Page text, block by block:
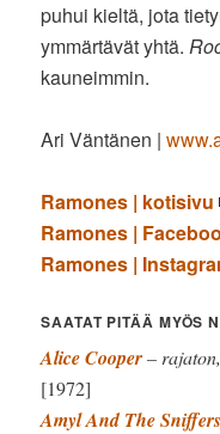
puhui kieltä, jota
ymmärtävät yhtä.
kauneimmin.
Ari Väntänen |
Ramones | kotisivu
Ramones |
Ramones |
SAATAT PITÄÄ MYÖS
Alice Cooper–
[1972]
Amyl And The Sniffers